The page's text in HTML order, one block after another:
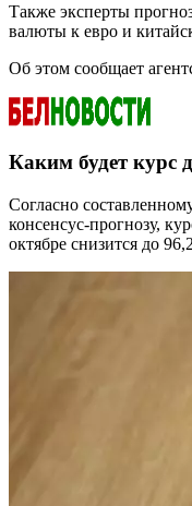
Также эксперты
валюты к евро и
Об этом сообщает
Каким будет курс
Согласно
консенсус-прогнозу,
октябре снизится до